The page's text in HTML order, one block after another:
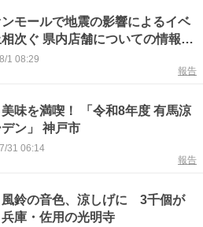
モールで地震の影響によるイベ
次ぐ 県内店舗についての情報ま
など
8/1 08:29
報告
味を満喫！ 「令和8年度 有馬涼
ン」 神戸市
7/31 06:14
報告
風鈴の音色、涼しげに 3千個が
庫・佐用の光明寺